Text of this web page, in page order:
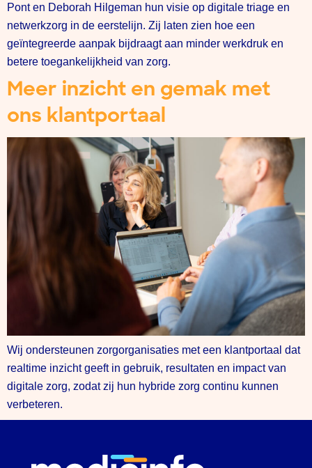
Pont en Deborah Hilgeman hun visie op digitale triage en
netwerkzorg in de eerstelijn. Zij laten zien hoe een
geïntegreerde aanpak bijdraagt aan minder werkdruk en
betere toegankelijkheid van zorg.
Meer inzicht en gemak met
ons klantportaal
Wij ondersteunen zorgorganisaties met een klantportaal dat
realtime inzicht geeft in gebruik, resultaten en impact van
digitale zorg, zodat zij hun hybride zorg continu kunnen
verbeteren.